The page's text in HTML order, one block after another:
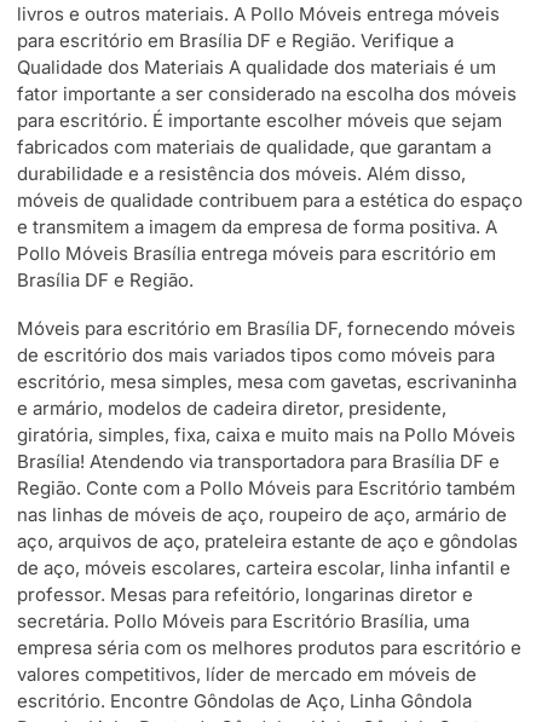
livros e outros materiais. A Pollo Móveis entrega móveis
para escritório em Brasília DF e Região. Verifique a
Qualidade dos Materiais A qualidade dos materiais é um
fator importante a ser considerado na escolha dos móveis
para escritório. É importante escolher móveis que sejam
fabricados com materiais de qualidade, que garantam a
durabilidade e a resistência dos móveis. Além disso,
móveis de qualidade contribuem para a estética do espaço
e transmitem a imagem da empresa de forma positiva. A
Pollo Móveis Brasília entrega móveis para escritório em
Brasília DF e Região.
Móveis para escritório em Brasília DF, fornecendo móveis
de escritório dos mais variados tipos como móveis para
escritório, mesa simples, mesa com gavetas, escrivaninha
e armário, modelos de cadeira diretor, presidente,
giratória, simples, fixa, caixa e muito mais na Pollo Móveis
Brasília! Atendendo via transportadora para Brasília DF e
Região. Conte com a Pollo Móveis para Escritório também
nas linhas de móveis de aço, roupeiro de aço, armário de
aço, arquivos de aço, prateleira estante de aço e gôndolas
de aço, móveis escolares, carteira escolar, linha infantil e
professor. Mesas para refeitório, longarinas diretor e
secretária. Pollo Móveis para Escritório Brasília, uma
empresa séria com os melhores produtos para escritório e
valores competitivos, líder de mercado em móveis de
escritório. Encontre Gôndolas de Aço, Linha Gôndola